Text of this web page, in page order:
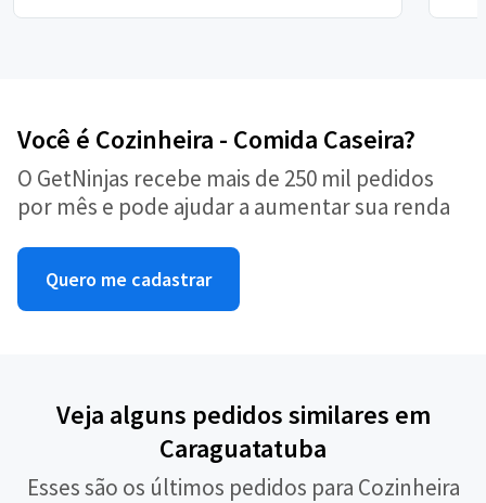
Você é Cozinheira - Comida Caseira?
O GetNinjas recebe mais de 250 mil pedidos
por mês e pode ajudar a aumentar sua renda
Quero me cadastrar
Veja alguns pedidos similares em
Caraguatatuba
Esses são os últimos pedidos para Cozinheira